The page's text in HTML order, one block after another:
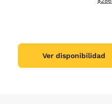
Ver disponibilidad